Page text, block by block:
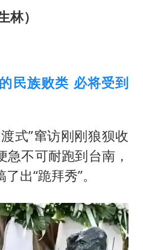
林）
民族败类 必将受到
式”窜访刚刚狼狈收
不可耐跑到台南，
出“跪拜秀”。